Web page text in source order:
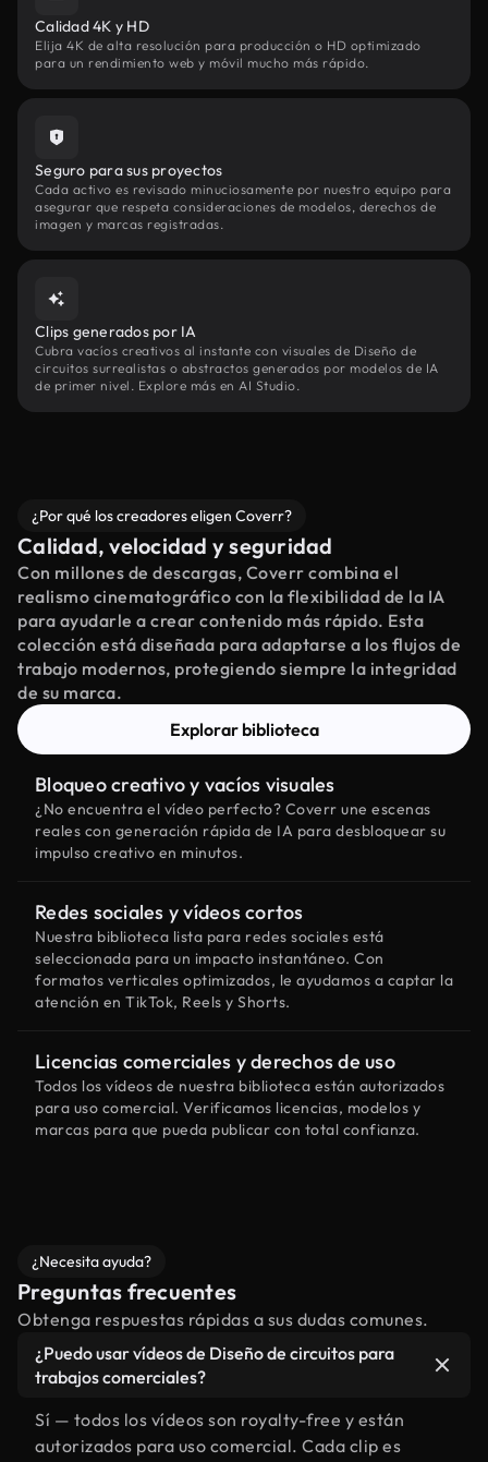
Calidad 4K y HD
Elija 4K de alta resolución para producción o HD optimizado
para un rendimiento web y móvil mucho más rápido.
Seguro para sus proyectos
Cada activo es revisado minuciosamente por nuestro equipo para
asegurar que respeta consideraciones de modelos, derechos de
imagen y marcas registradas.
Clips generados por IA
Cubra vacíos creativos al instante con visuales de Diseño de
circuitos surrealistas o abstractos generados por modelos de IA
de primer nivel. Explore más en AI Studio.
¿Por qué los creadores eligen Coverr?
Calidad, velocidad y seguridad
Con millones de descargas, Coverr combina el
realismo cinematográfico con la flexibilidad de la IA
para ayudarle a crear contenido más rápido. Esta
colección está diseñada para adaptarse a los flujos de
trabajo modernos, protegiendo siempre la integridad
de su marca.
Explorar biblioteca
Bloqueo creativo y vacíos visuales
¿No encuentra el vídeo perfecto? Coverr une escenas
reales con generación rápida de IA para desbloquear su
impulso creativo en minutos.
Redes sociales y vídeos cortos
Nuestra biblioteca lista para redes sociales está
seleccionada para un impacto instantáneo. Con
formatos verticales optimizados, le ayudamos a captar la
atención en TikTok, Reels y Shorts.
Licencias comerciales y derechos de uso
Todos los vídeos de nuestra biblioteca están autorizados
para uso comercial. Verificamos licencias, modelos y
marcas para que pueda publicar con total confianza.
¿Necesita ayuda?
Preguntas frecuentes
Obtenga respuestas rápidas a sus dudas comunes.
¿Puedo usar vídeos de Diseño de circuitos para
trabajos comerciales?
Sí — todos los vídeos son royalty-free y están
autorizados para uso comercial. Cada clip es